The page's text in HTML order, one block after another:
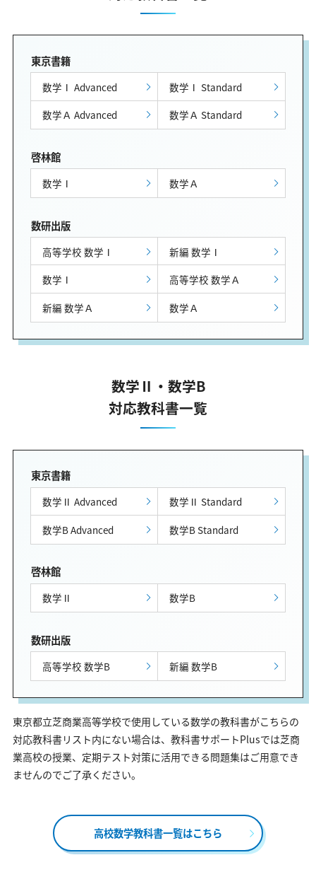
東京書籍
数学Ⅰ Advanced
数学Ⅰ Standard
数学Ａ Advanced
数学Ａ Standard
啓林館
数学Ⅰ 数学Ａ
数研出版
高等学校 数学Ⅰ
新編 数学Ⅰ
数学Ⅰ
高等学校 数学Ａ
新編 数学Ａ
数学Ａ
数学Ⅱ・数学B
対応教科書一覧
東京書籍
数学Ⅱ Advanced
数学Ⅱ Standard
数学B Advanced
数学B Standard
啓林館
数学Ⅱ 数学B
数研出版
高等学校 数学B 新編 数学B
東京都立芝商業高等学校で使用している数学の教科書がこちらの
対応教科書リスト内にない場合は、教科書サポートPlusでは芝商
業高校の授業、定期テスト対策に活用できる問題集はご用意でき
ませんのでご了承ください。
高校数学教科書一覧はこちら